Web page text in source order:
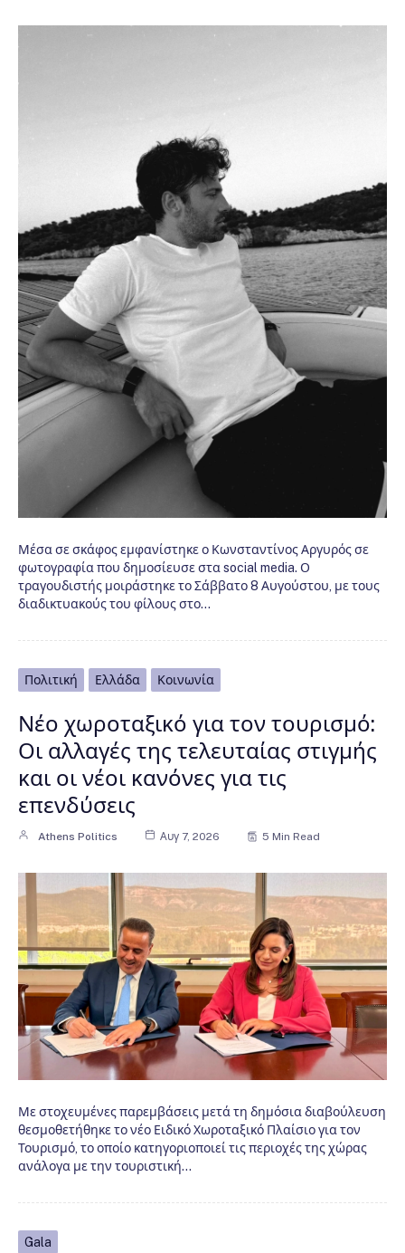
Μέσα σε σκάφος εμφανίστηκε ο Κωνσταντίνος Αργυρός σε
φωτογραφία που δημοσίευσε στα social media. Ο
τραγουδιστής μοιράστηκε το Σάββατο 8 Αυγούστου, με τους
διαδικτυακούς του φίλους στο…
Πολιτική Ελλάδα Κοινωνία
Νέο χωροταξικό για τον τουρισμό:
Οι αλλαγές της τελευταίας στιγμής
και οι νέοι κανόνες για τις
επενδύσεις
Athens Politics Αυγ 7, 2026 5 Min Read
Με στοχευμένες παρεμβάσεις μετά τη δημόσια διαβούλευση
θεσμοθετήθηκε το νέο Ειδικό Χωροταξικό Πλαίσιο για τον
Τουρισμό, το οποίο κατηγοριοποιεί τις περιοχές της χώρας
ανάλογα με την τουριστική…
Gala